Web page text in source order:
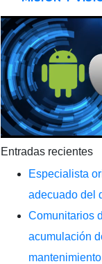
Entradas recientes
Especialista
adecuado del
Comunitarios
acumulación